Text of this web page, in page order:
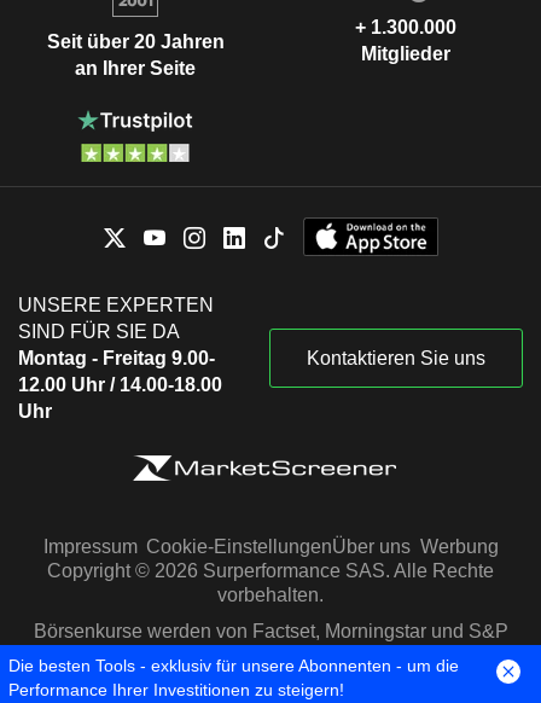
Seit über 20 Jahren
an Ihrer Seite
+ 1.300.000
Mitglieder
UNSERE EXPERTEN
SIND FÜR SIE DA
Montag - Freitag 9.00-
12.00 Uhr / 14.00-18.00
Uhr
Kontaktieren Sie uns
Impressum Cookie-EinstellungenÜber uns Werbung
Copyright © 2026 Surperformance SAS. Alle Rechte
vorbehalten.
Börsenkurse werden von Factset, Morningstar und S&P
Capital IQ zur Verfügung gestellt
Die besten Tools - exklusiv für unsere Abonnenten - um die
Performance Ihrer Investitionen zu steigern!